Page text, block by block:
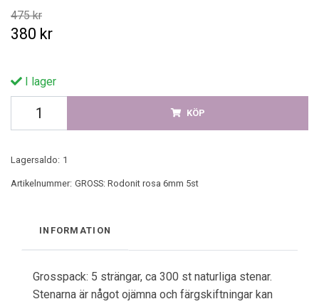
475 kr
380 kr
I lager
KÖP
Lagersaldo: 1
Artikelnummer: GROSS: Rodonit rosa 6mm 5st
INFORMATION
Grosspack: 5 strängar, ca 300 st naturliga stenar.
Stenarna är något ojämna och färgskiftningar kan